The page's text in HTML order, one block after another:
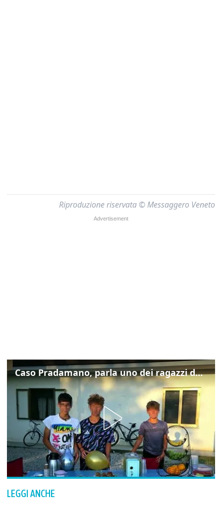
Riproduzione riservata © Messaggero Veneto
Caso Pradamano, parla uno dei ragazzi denunciati per la limonata: "Volevo anche aiutare i miei"
LEGGI ANCHE